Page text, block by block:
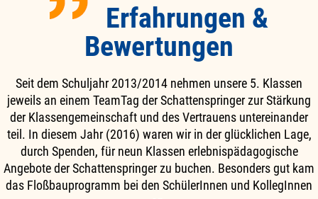
Erfahrungen &
Bewertungen
Seit dem Schuljahr 2013/2014 nehmen unsere 5. Klassen
jeweils an einem TeamTag der Schattenspringer zur Stärkung
der Klassengemeinschaft und des Vertrauens untereinander
teil. In diesem Jahr (2016) waren wir in der glücklichen Lage,
durch Spenden, für neun Klassen erlebnispädagogische
Angebote der Schattenspringer zu buchen. Besonders gut kam
das Floßbauprogramm bei den SchülerInnen und KollegInnen